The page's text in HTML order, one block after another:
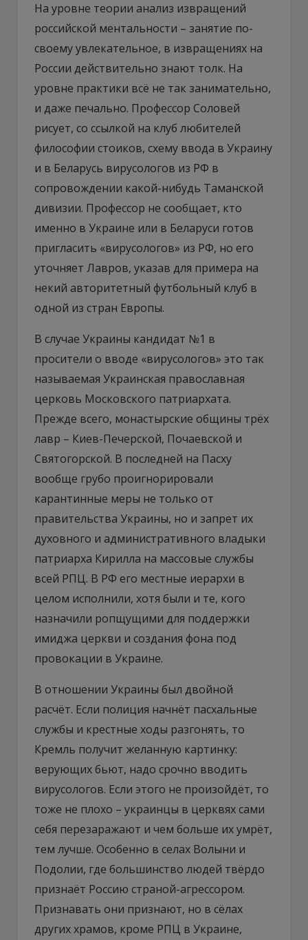
На уровне теории анализ извращений
российской ментальности – занятие по-
своему увлекательное, в извращениях на
России действительно знают толк. На
уровне практики всё не так занимательно,
и даже печально. Профессор Соловей
рисует, со ссылкой на клуб любителей
философии стоиков, схему ввода в Украину
и в Беларусь вирусологов из РФ в
сопровождении какой-нибудь Таманской
дивизии. Профессор не сообщает, кто
именно в Украине или в Беларуси готов
пригласить «вирусологов» из РФ, но его
уточняет Лавров, указав для примера на
некий авторитетный футбольный клуб в
одной из стран Европы.
В случае Украины кандидат №1 в
просители о вводе «вирусологов» это так
называемая Украинская православная
церковь Московского патриархата.
Прежде всего, монастырские общины трёх
лавр – Киев-Печерской, Почаевской и
Святогорской. В последней на Пасху
вообще грубо проигнорировали
карантинные меры не только от
правительства Украины, но и запрет их
духовного и административного владыки
патриарха Кирилла на массовые службы
всей РПЦ. В РФ его местные иерархи в
целом исполнили, хотя были и те, кого
назначили ропщущими для поддержки
имиджа церкви и создания фона под
провокации в Украине.
В отношении Украины был двойной
расчёт. Если полиция начнёт пасхальные
службы и крестные ходы разгонять, то
Кремль получит желанную картинку:
верующих бьют, надо срочно вводить
вирусологов. Если этого не произойдёт, то
тоже не плохо – украинцы в церквях сами
себя перезаражают и чем больше их умрёт,
тем лучше. Особенно в селах Волыни и
Подолии, где большинство людей твёрдо
признаёт Россию страной-агрессором.
Признавать они признают, но в сёлах
других храмов, кроме РПЦ в Украине,